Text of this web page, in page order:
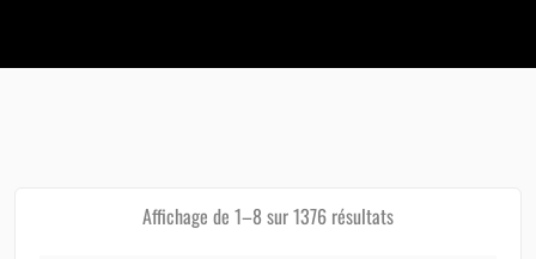
Affichage de 1–8 sur 1376 résultats